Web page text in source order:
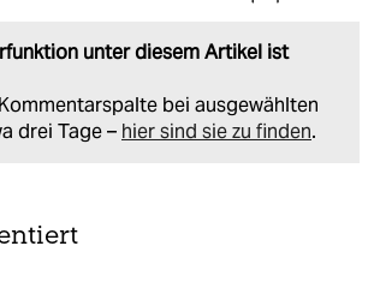
unter diesem Artikel ist
bei ausgewählten
drei Tage – hier sind sie zu finden.